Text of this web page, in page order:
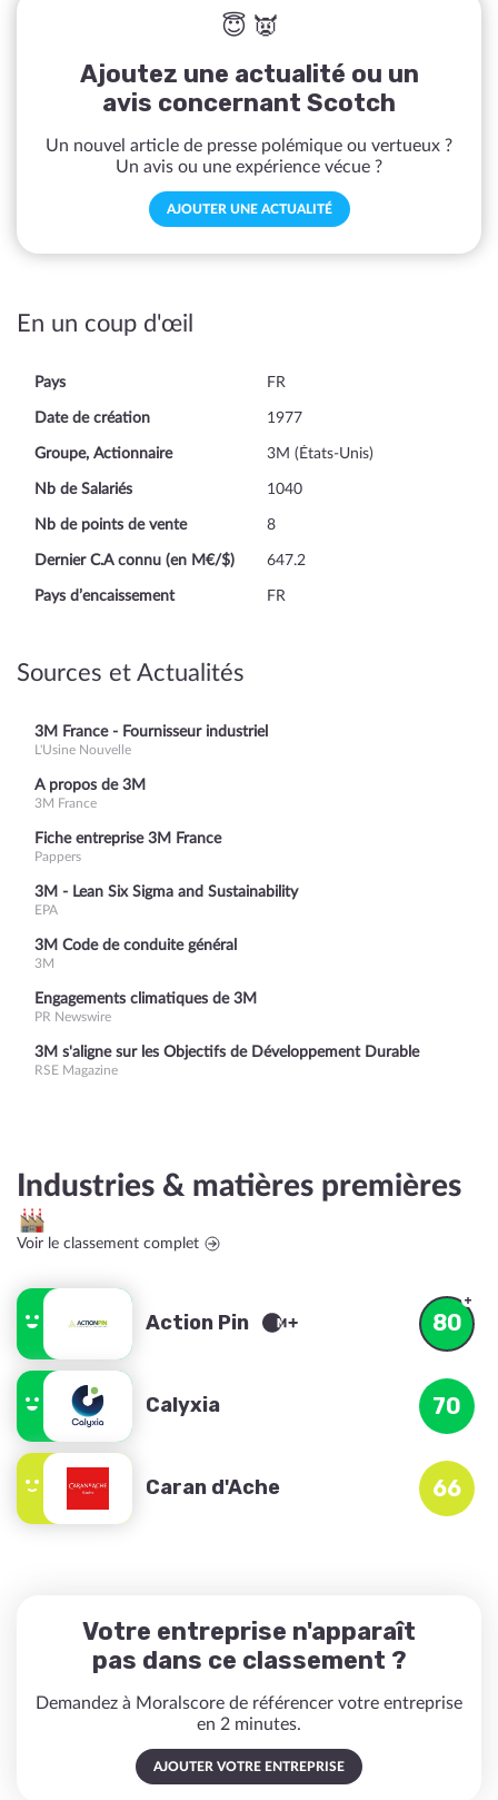
😇 👿
Ajoutez une actualité ou un
avis concernant Scotch
Un nouvel article de presse polémique ou vertueux ?
Un avis ou une expérience vécue ?
AJOUTER UNE ACTUALITÉ
En un coup d'œil
Pays FR
Date de création 1977
Groupe, Actionnaire 3M (États-Unis)
Nb de Salariés 1040
Nb de points de vente 8
Dernier C.A connu (en M€/$) 647.2
Pays d’encaissement FR
Sources et Actualités
3M France - Fournisseur industriel
L'Usine Nouvelle
A propos de 3M
3M France
Fiche entreprise 3M France
Pappers
3M - Lean Six Sigma and Sustainability
EPA
3M Code de conduite général
3M
Engagements climatiques de 3M
PR Newswire
3M s'aligne sur les Objectifs de Développement Durable
RSE Magazine
Industries & matières premières
Voir le classement complet
Action Pin 80
Calyxia 70
Caran d'Ache 66
Votre entreprise n'apparaît
pas dans ce classement ?
Demandez à Moralscore de référencer votre entreprise
en 2 minutes.
AJOUTER VOTRE ENTREPRISE